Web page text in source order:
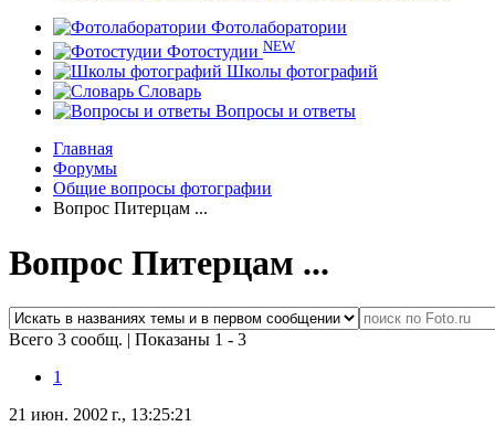
Фотолаборатории
Фотостудии NEW
Школы фотографий
Словарь
Вопросы и ответы
Главная
Форумы
Общие вопросы фотографии
Вопрос Питерцам ...
Вопрос Питерцам ...
Всего 3 сообщ. | Показаны 1 - 3
1
21 июн. 2002 г., 13:25:21